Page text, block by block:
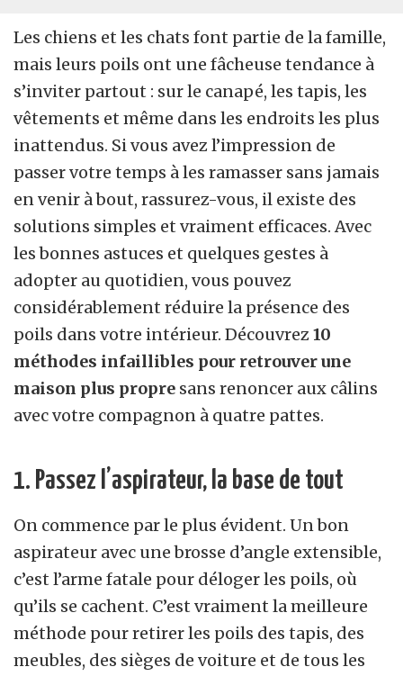
Les chiens et les chats font partie de la famille,
mais leurs poils ont une fâcheuse tendance à
s’inviter partout : sur le canapé, les tapis, les
vêtements et même dans les endroits les plus
inattendus. Si vous avez l’impression de
passer votre temps à les ramasser sans jamais
en venir à bout, rassurez-vous, il existe des
solutions simples et vraiment efficaces. Avec
les bonnes astuces et quelques gestes à
adopter au quotidien, vous pouvez
considérablement réduire la présence des
poils dans votre intérieur. Découvrez10
méthodes infaillibles pour retrouver une
maison plus propre sans renoncer aux câlins
avec votre compagnon à quatre pattes.
1. Passez l’aspirateur, la base de tout
On commence par le plus évident. Un bon
aspirateur avec une brosse d’angle extensible,
c’est l’arme fatale pour déloger les poils, où
qu’ils se cachent. C’est vraiment la meilleure
méthode pour retirer les poils des tapis, des
meubles, des sièges de voiture et de tous les